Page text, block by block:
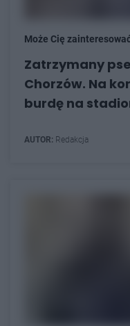
Może Cię
Zatrzymany
Chorzów. Na
burdę na
AUTOR: Redakcja